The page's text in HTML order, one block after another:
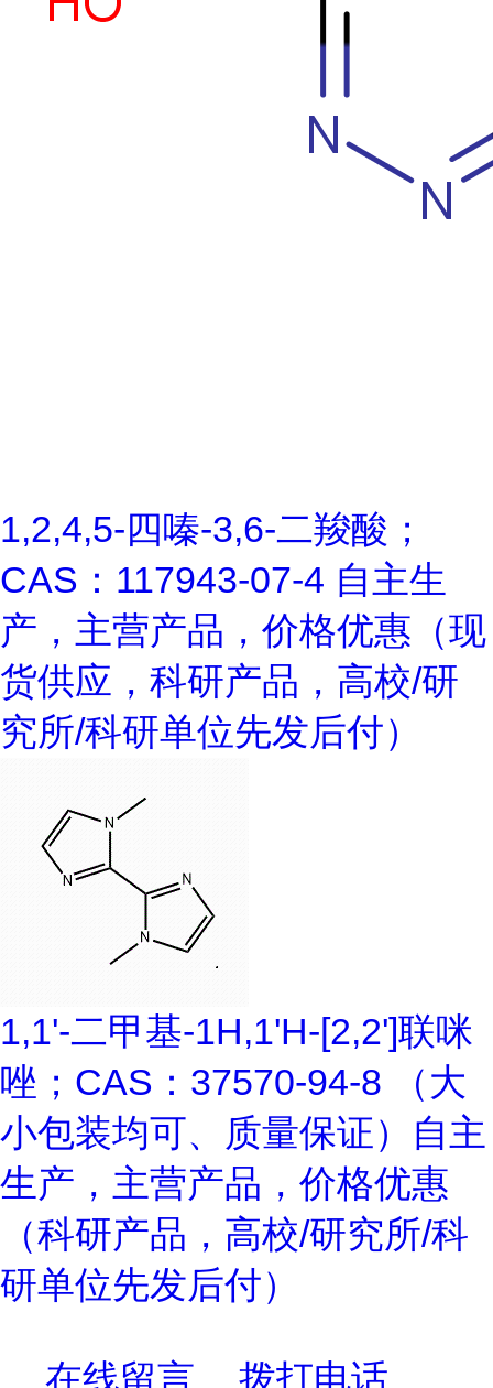
1,2,4,5-四嗪-3,6-二羧酸；
CAS：117943-07-4 自主生
产，主营产品，价格优惠（现
货供应，科研产品，高校/研
究所/科研单位先发后付）
1,1'-二甲基-1H,1'H-[2,2']联咪
唑；CAS：37570-94-8 （大
小包装均可、质量保证）自主
生产，主营产品，价格优惠
（科研产品，高校/研究所/科
研单位先发后付）
在线留言 拨打电话